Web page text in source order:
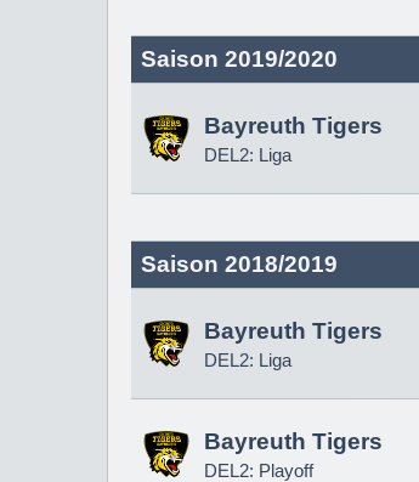
Saison 2019/2020
Bayreuth Tigers
DEL2: Liga
Saison 2018/2019
Bayreuth Tigers
DEL2: Liga
Bayreuth Tigers
DEL2: Playoff